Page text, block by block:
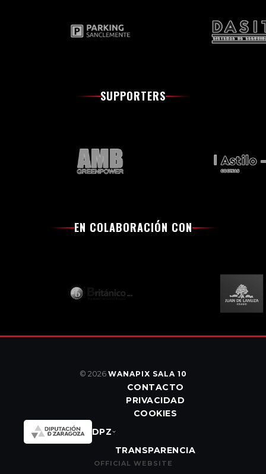
SUPPORTERS
EN COLABORACIÓN CON
© 2026 WANAPIX SALA 10
CONTACTO
PRIVACIDAD
COOKIES
DPZ
TRANSPARENCIA
OFFICIAL WEBSITE